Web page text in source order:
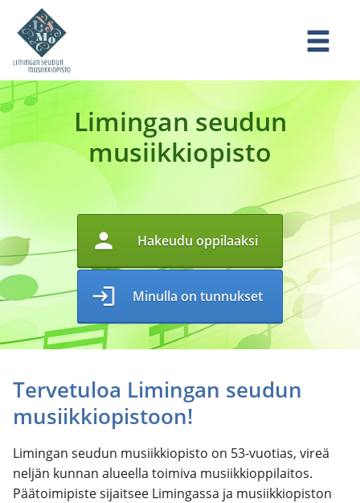
Limingan seudun
musiikkiopisto
person Hakeudu oppilaaksi
login Minulla on tunnukset
Tervetuloa Limingan seudun
musiikkiopistoon!
Limingan seudun musiikkiopisto on 53-vuotias, vireä
neljän kunnan alueella toimiva musiikkioppilaitos.
Päätoimipiste sijaitsee Limingassa ja musiikkiopiston